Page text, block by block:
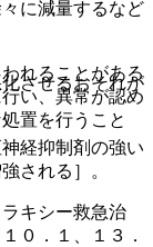
に減量するなど
れることがある
い、異常が認め
置を行うこと
させるおそれが
経抑制剤の強い
される］。
キシー救急治
０．１、１３．